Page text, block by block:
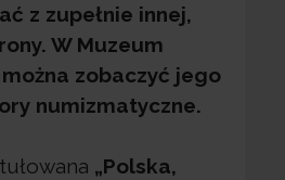
z zupełnie innej,
W Muzeum
zobaczyć jego
numizmatyczne.
„Polska,